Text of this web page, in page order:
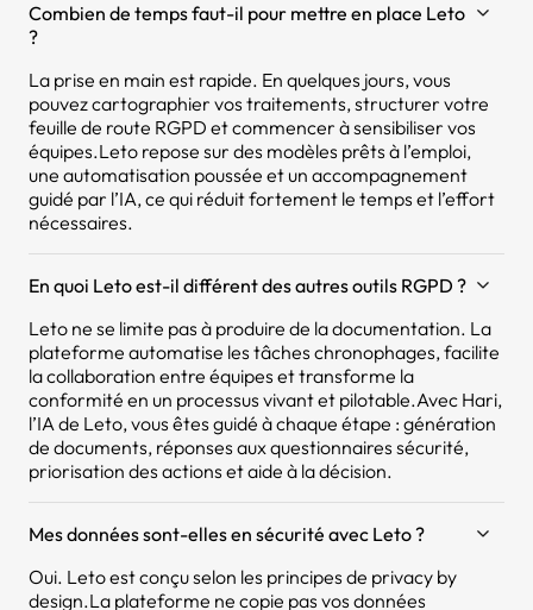
Combien de temps faut-il pour mettre en place Leto
?
La prise en main est rapide. En quelques jours, vous
pouvez cartographier vos traitements, structurer votre
feuille de route RGPD et commencer à sensibiliser vos
équipes.Leto repose sur des modèles prêts à l’emploi,
une automatisation poussée et un accompagnement
guidé par l’IA, ce qui réduit fortement le temps et l’effort
nécessaires.
En quoi Leto est-il différent des autres outils RGPD ?
Leto ne se limite pas à produire de la documentation. La
plateforme automatise les tâches chronophages, facilite
la collaboration entre équipes et transforme la
conformité en un processus vivant et pilotable.Avec Hari,
l’IA de Leto, vous êtes guidé à chaque étape : génération
de documents, réponses aux questionnaires sécurité,
priorisation des actions et aide à la décision.
Mes données sont-elles en sécurité avec Leto ?
Oui. Leto est conçu selon les principes de privacy by
design.La plateforme ne copie pas vos données